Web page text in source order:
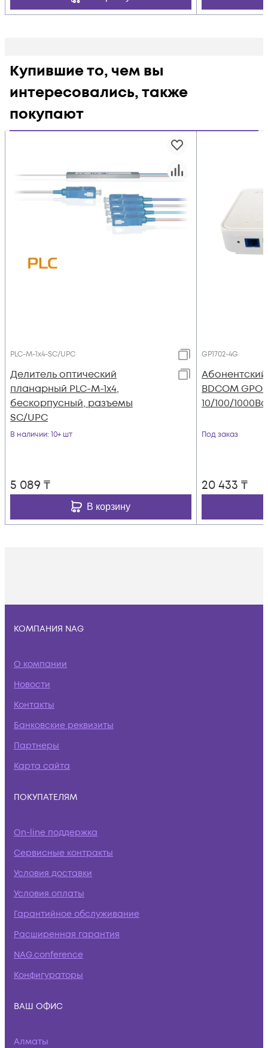
Купившие то, чем вы
интересовались, также
покупают
PLC-M-1x4-SC/UPC
Делитель оптический
планарный PLC-M-1x4,
бескорпусный, разъемы
SC/UPC
В наличии: 10+ шт
5 089 ₸
В корзину
GP1702-4G
BDCOM
10/100/
Под заказ
20 433 ₸
КОМПАНИЯ NAG
О компании
Новости
Контакты
Банковские реквизиты
Партнеры
Карта сайта
ПОКУПАТЕЛЯМ
On-line поддержка
Сервисные контракты
Условия доставки
Условия оплаты
Гарантийное обслуживание
Расширенная гарантия
NAG.conference
Конфигураторы
ВАШ ОФИС
Алматы